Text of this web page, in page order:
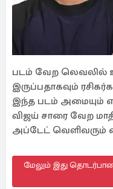
படம் வேற லெவலில்
இருப்பதாகவும்
இந்த படம் அமையும்
விஜய் சாரை வேற
அப்டேட் வெளிவரும்
மேலும் இது